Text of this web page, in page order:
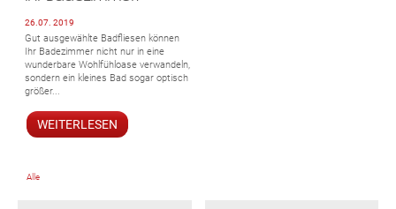
26.07. 2019
Gut ausgewählte Badfliesen können
Ihr Badezimmer nicht nur in eine
wunderbare Wohlfühloase verwandeln,
sondern ein kleines Bad sogar optisch
größer...
WEITERLESEN
Alle